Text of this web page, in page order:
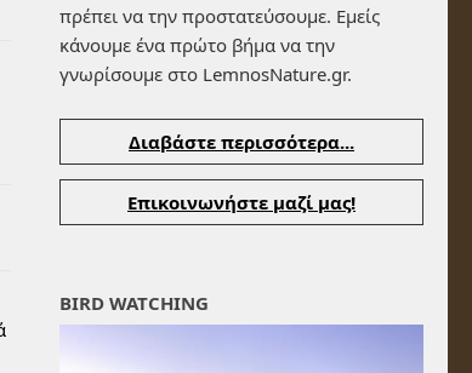
πρέπει να την προστατεύσουμε. Εμείς
κάνουμε ένα πρώτο βήμα να την
γνωρίσουμε στο LemnosNature.gr.
Διαβάστε περισσότερα...
Επικοινωνήστε μαζί μας!
BIRD WATCHING